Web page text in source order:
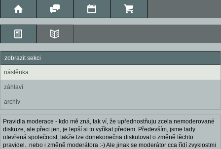
zobrazit sekci
nástěnka
záhlaví
archiv
Pravidla moderace - kdo mě zná, tak ví, že upřednostňuju zcela nemoderované
diskuze, ale přeci jen, je lepší si to vyříkat předem. Především, jsme tady
otevřená společnost, takže lze donekonečna diskutovat o změně těchto
pravidel.. nebo i změně moderátora :-) Ale jinak se moderátor cca řídí zvyklostmi